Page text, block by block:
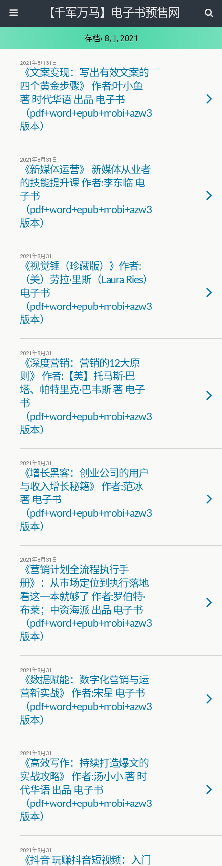
【千军万马】电子书预售网
存档› 8月, 2021
2021年8月31日
《文案变现：写出有效文案的
四个黄金步骤》 作者:叶小鱼
著 时代华语 出品 电子书
（pdf+word+epub+mobi+azw3
版本）
2021年8月31日
《新媒体运营》 新媒体从业者
的技能提升课 作者:李东临 电
子书
（pdf+word+epub+mobi+azw3
版本）
2021年8月31日
《视觉锤（珍藏版）》作者:
（美）劳拉·里斯（Laura Ries）
电子书
（pdf+word+epub+mobi+azw3
版本）
2021年8月31日
《深度营销：营销的12大原
则》 作者:【美】托马斯·巴
塔、帕特里克·巴韦斯 著 电子
书
（pdf+word+epub+mobi+azw3
版本）
2021年8月31日
《增长黑客：创业公司的用户
与收入增长秘籍》 作者:范冰
著 电子书
（pdf+word+epub+mobi+azw3
版本）
2021年8月31日
《营销计划全流程执行手
册》：从市场定位到执行落地
看这一本就够了 作者:罗伯特·
布莱；中资海派 出品 电子书
（pdf+word+epub+mobi+azw3
版本）
2021年8月31日
《数据赋能：数字化营销与运
营新实战》 作者:宋星 电子书
（pdf+word+epub+mobi+azw3
版本）
2021年8月31日
《高效写作：持续打造爆文的
实战攻略》 作者:汤小小 著 时
代华语 出品 电子书
（pdf+word+epub+mobi+azw3
版本）
2021年8月31日
《抖音 玩赚抖音短视频：入门